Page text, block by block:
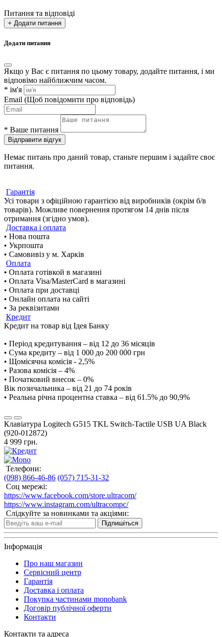
Питання та відповіді
+ Додати питання
Додати питання
Якщо у Вас є питання по цьому товару, додайте питання, і ми
відповімо найближчим часом.
* ім'я
Email (Щоб повідомити про відповідь)
* Ваше питання
Відправити відгук
Немає питань про даний товар, станьте першим і задайте своє
питання.
Гарантія
Усі товари з офіційною гарантією від виробників (окрім б/в
товарів). Можливе повернення протягом 14 днів після
отримання (згідно умов).
Доставка і оплата
• Нова пошта
• Укрпошта
• Самовивіз у м. Харків
Оплата
• Оплата готівкой в магазині
• Оплата Visa/MasterCard в магазині
• Оплата при доставці
• Онлайн оплата на сайті
• За реквізитами
Кредит
Кредит на товар від Ідея Банку
• Період кредитування – від 12 до 36 місяців
• Сума кредиту – від 1 000 до 200 000 грн
• Щомісячна комісія - 2,5%
• Разова комісія – 4%
• Початковий внесок – 0%
Вік позичальника – від 21 до 74 років
• Реальна річна процентна ставка – від 61.5% до 90,9%
Клавіатура Logitech G515 TKL Switch-Tactile USB UA Black
(920-012872)
4 999 грн.
Телефони:
(098) 866-46-86 (057) 715-31-32
Соц мережі:
https://www.facebook.com/store.ultracom/
https://www.instagram.com/ultracompc/
Слідкуйте за новинками та акціями:
Підпишіться
Інформація
Про наш магазин
Сервісний центр
Гарантія
Доставка і оплата
Покупка частинами monobank
Договір публічної оферти
Контакти
Контакти та адреса